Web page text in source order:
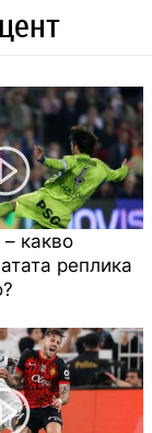
– какво
реплика